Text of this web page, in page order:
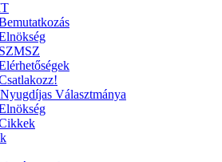
SZMSZ
Választmánya